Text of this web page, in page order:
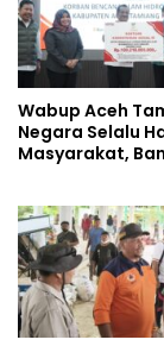
Wabup Aceh
Negara Selalu
Masyarakat,